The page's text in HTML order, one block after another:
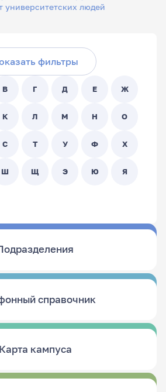
университетских людей
фильтры
В Г Д Е Ж
К Л М Н О
С Т У Ф Х
Ш Щ Э Ю Я
справочник
Карта кампуса